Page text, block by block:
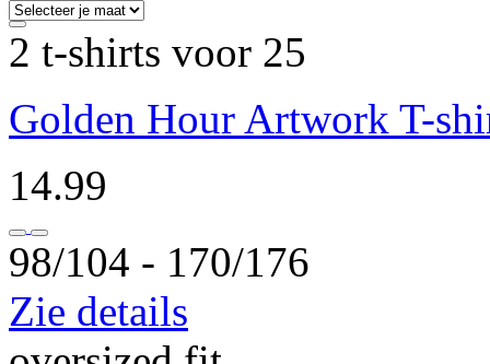
2 t-shirts voor 25
Golden Hour Artwork T-
14.99
98/104 ‐ 170/176
Zie details